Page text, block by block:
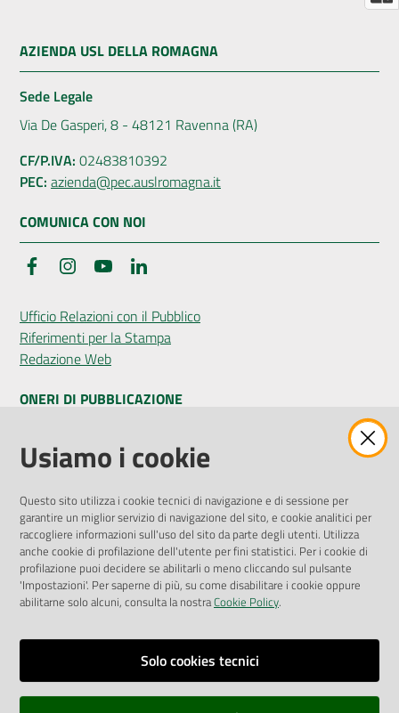
AZIENDA USL DELLA ROMAGNA
Sede Legale
Via De Gasperi, 8 - 48121 Ravenna (RA)
CF/P.IVA: 02483810392
PEC: azienda@pec.auslromagna.it
COMUNICA CON NOI
FacebookInstagramYouTube
Ufficio Relazioni con il Pubblico
Riferimenti per la Stampa
Redazione Web
ONERI DI PUBBLICAZIONE
Amministrazione Trasparente
Pubblicità legale
Privacy Policy
Attuazione Misure PNRR
Liste di Attesa
ENTI, IMPRESE E PARTNER
Fatturazione Elettronica
Richiesta Patrocinio
Usiamo i cookie
Questo sito utilizza i cookie tecnici di navigazione e di sessione per
garantire un miglior servizio di navigazione del sito, e cookie analitici per
raccogliere informazioni sull'uso del sito da parte degli utenti. Utilizza
anche cookie di profilazione dell'utente per fini statistici. Per i cookie di
profilazione puoi decidere se abilitarli o meno cliccando sul pulsante
'Impostazioni'. Per saperne di più, su come disabilitare i cookie oppure
abilitarne solo alcuni, consulta la nostraCookie Policy.
Solo cookies tecnici